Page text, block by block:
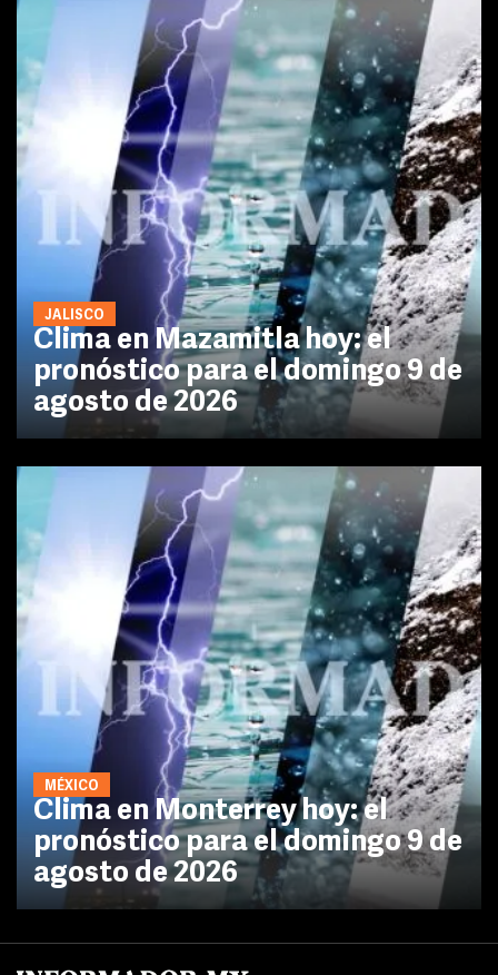
JALISCO
Clima en Mazamitla hoy: el
pronóstico para el domingo 9 de
agosto de 2026
MÉXICO
Clima en Monterrey hoy: el
pronóstico para el domingo 9 de
agosto de 2026